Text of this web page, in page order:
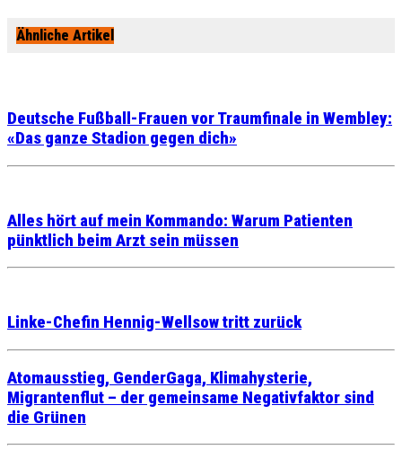
Ähnliche Artikel
Deutsche Fußball-Frauen vor Traumfinale in Wembley:
«Das ganze Stadion gegen dich»
Alles hört auf mein Kommando: Warum Patienten
pünktlich beim Arzt sein müssen
Linke-Chefin Hennig-Wellsow tritt zurück
Atomausstieg, GenderGaga, Klimahysterie,
Migrantenflut – der gemeinsame Negativfaktor sind
die Grünen